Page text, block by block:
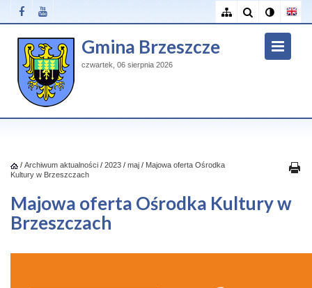
Gmina Brzeszcze
czwartek, 06 sierpnia 2026
/ Archiwum aktualności / 2023 / maj / Majowa oferta Ośrodka
Kultury w Brzeszczach
Majowa oferta Ośrodka Kultury w
Brzeszczach